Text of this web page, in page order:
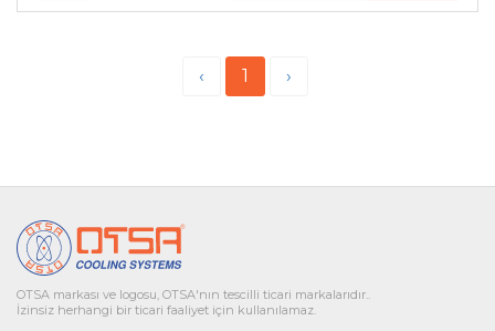
‹ 1 ›
OTSA markası ve logosu, OTSA'nın tescilli ticari markalarıdır..
İzinsiz herhangi bir ticari faaliyet için kullanılamaz.